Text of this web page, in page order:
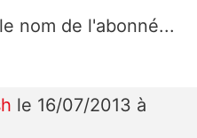
nom de l'abonné...
le 16/07/2013 à